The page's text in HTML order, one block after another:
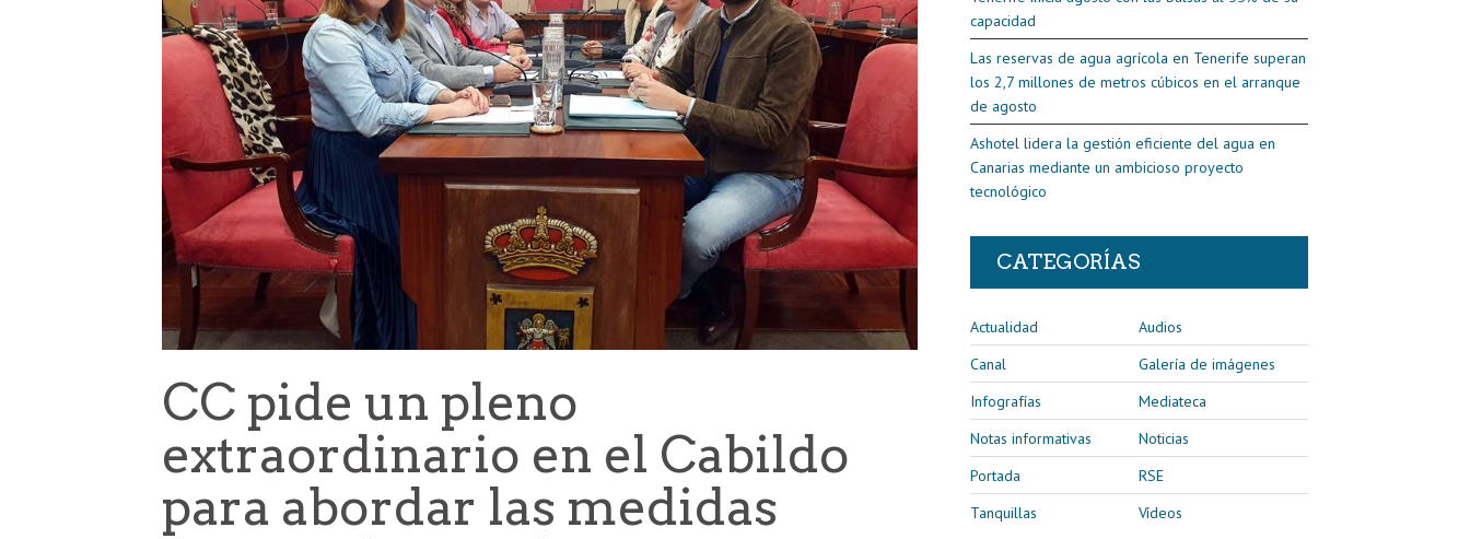
CC pide un pleno
extraordinario en el Cabildo
para abordar las medidas
capacidad
Las reservas de agua agrícola en Tenerife superan
los 2,7 millones de metros cúbicos en el arranque
de agosto
Ashotel lidera la gestión eficiente del agua en
Canarias mediante un ambicioso proyecto
tecnológico
CATEGORÍAS
Actualidad
Audios
Canal
Galería de imágenes
Infografías
Mediateca
Notas informativas
Noticias
Portada
RSE
Tanquillas
Vídeos